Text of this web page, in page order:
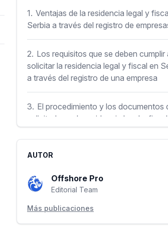
1. Ventajas de la residencia legal y
Serbia a través del registro de
2. Los requisitos que se deben cumplir
solicitar la residencia legal y fiscal en
a través del registro de una empresa
3. El procedimiento y los documentos
solicitud para la residencia legal y fiscal
4. El cronograma para su solicitud de
del registro de su empresa
5. El costo total de la residencia legal y
fiscal en Serbia a través del registro de
AUTOR
Offshore Pro
Editorial Team
Más publicaciones